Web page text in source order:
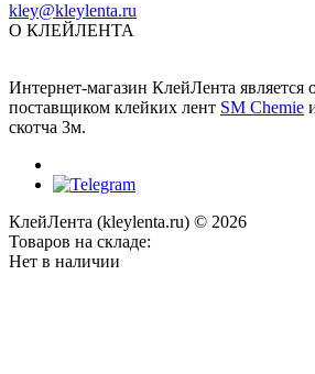
kley@kleylenta.ru
О КЛЕЙЛЕНТА
Интернет-магазин КлейЛента
поставщиком клейких лент SM Chemie
скотча 3м.
КлейЛента (kleylenta.ru) © 2026
Товаров на складе:
Нет в наличии